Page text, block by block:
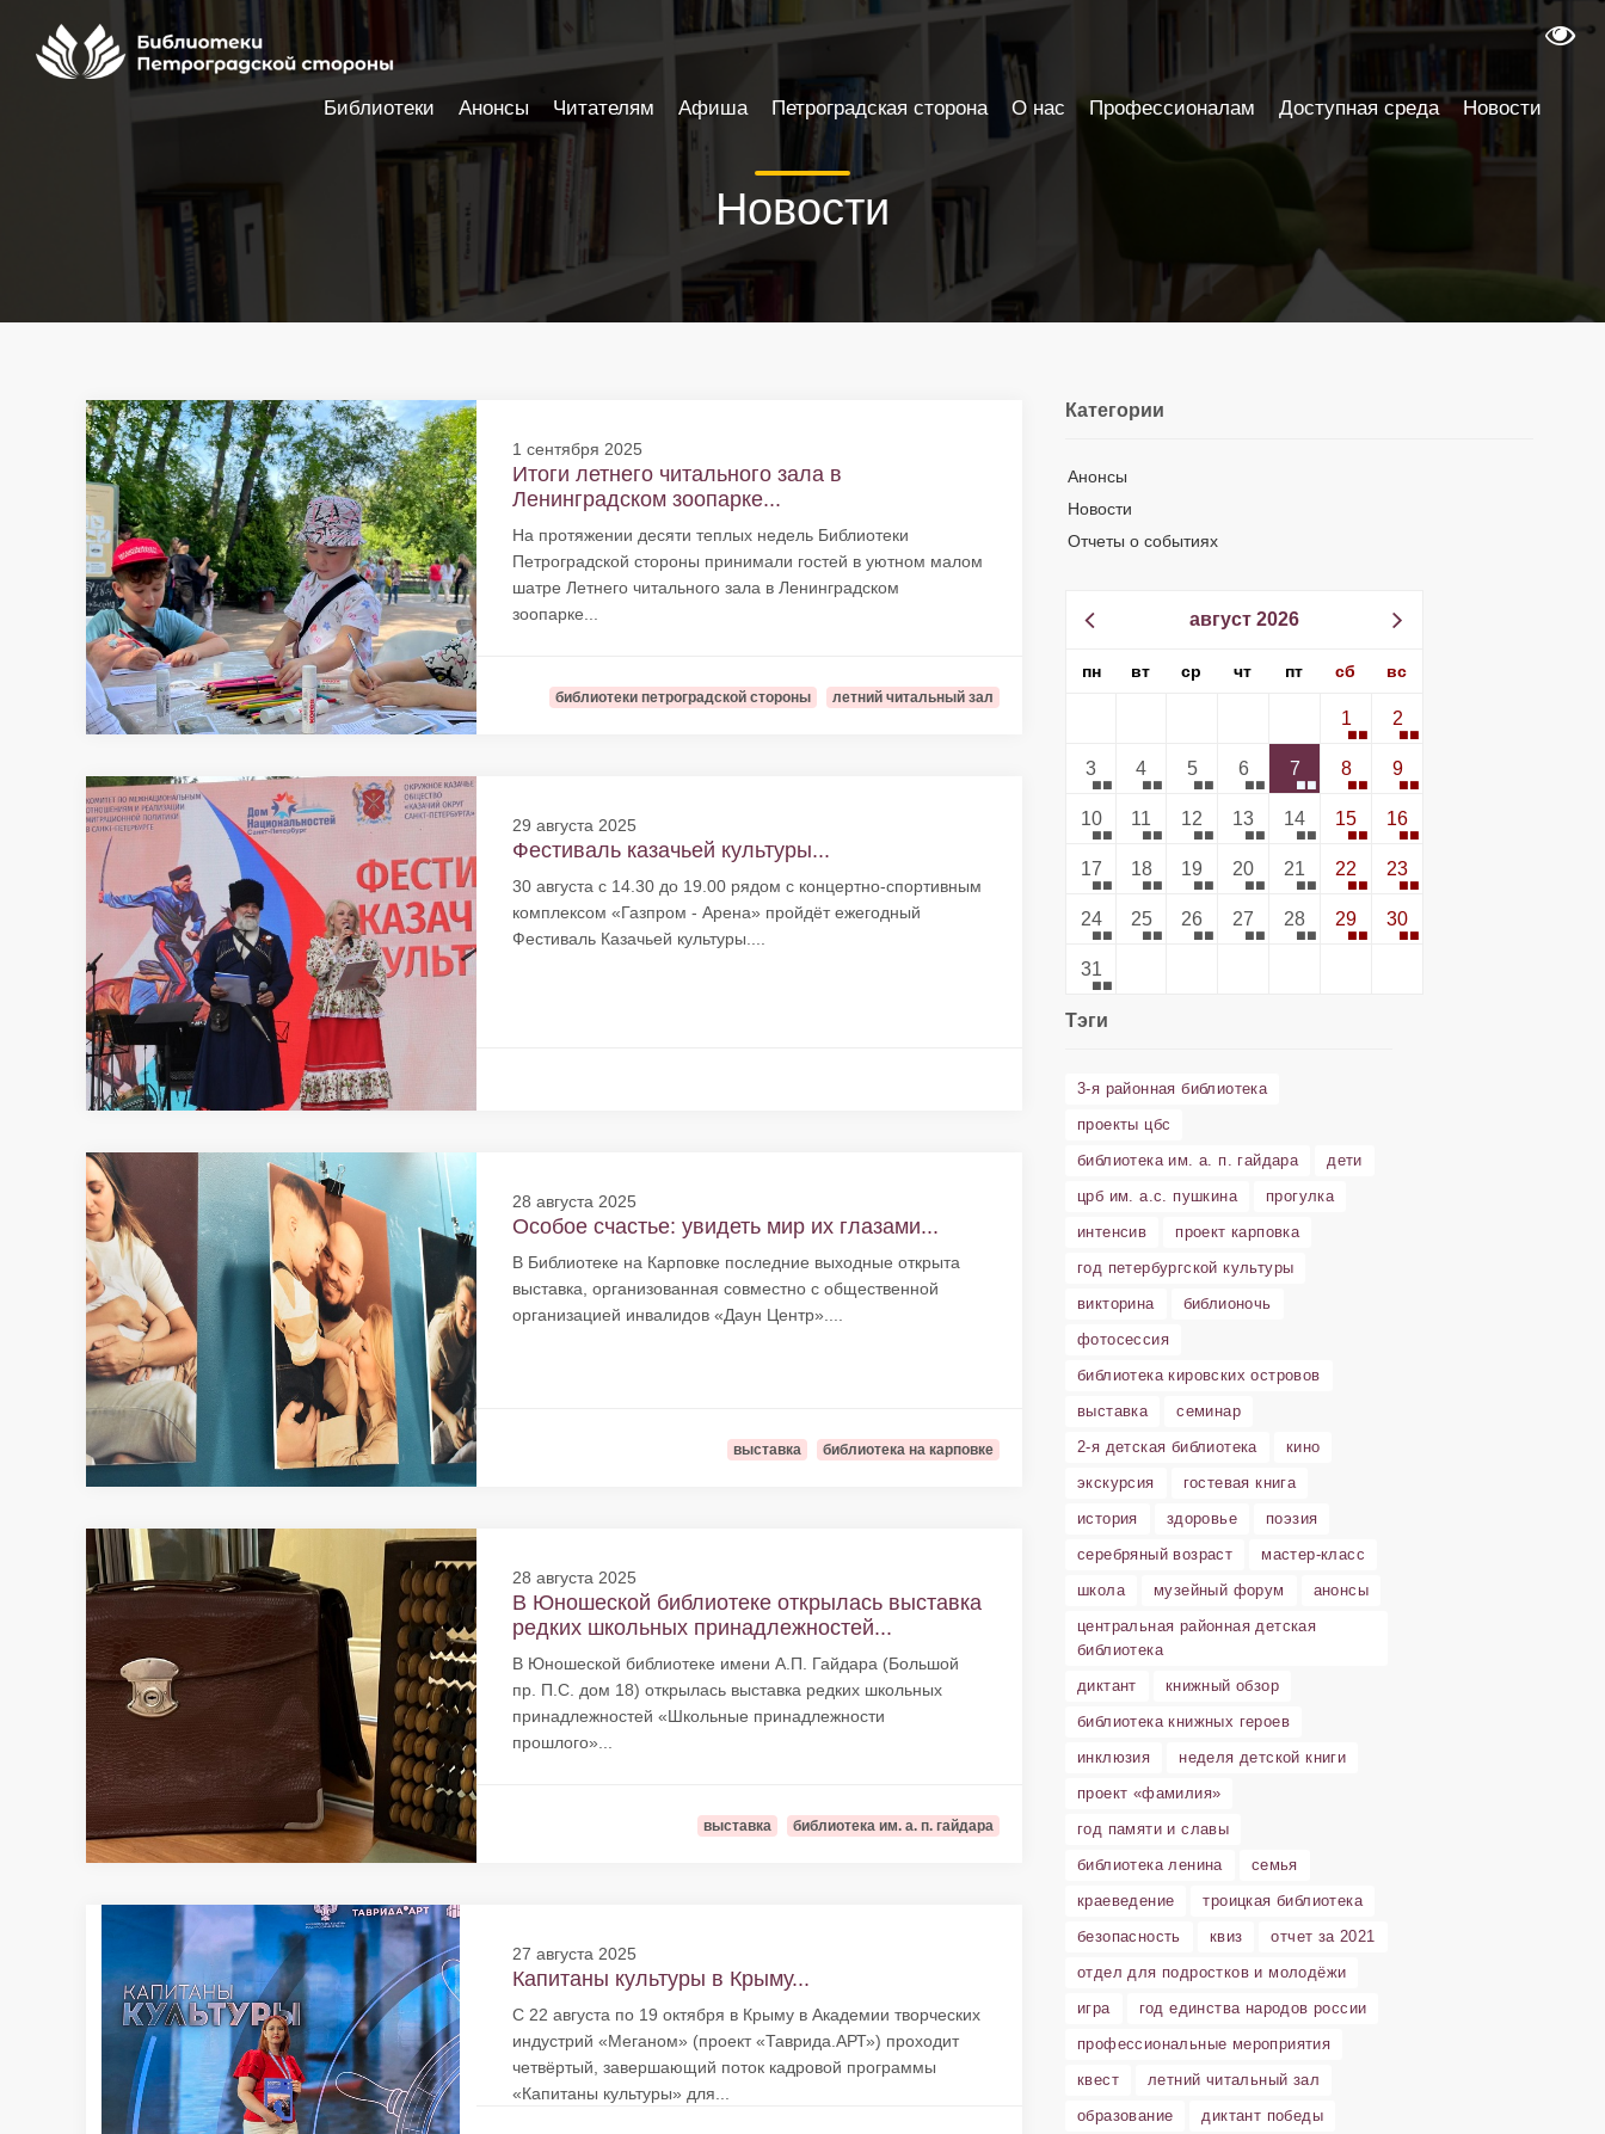
Новости
1 сентября 2025
Итоги летнего читального зала в
Ленинградском зоопарке...
На протяжении десяти теплых недель Библиотеки
Петроградской стороны принимали гостей в уютном малом
шатре Летнего читального зала в Ленинградском
зоопарке...
библиотеки петроградской стороны летний читальный зал
29 августа 2025
Фестиваль казачьей культуры...
30 августа с 14.30 до 19.00 рядом с концертно-спортивным
комплексом «Газпром - Арена» пройдёт ежегодный
Фестиваль Казачьей культуры....
28 августа 2025
Особое счастье: увидеть мир их глазами...
В Библиотеке на Карповке последние выходные открыта
выставка, организованная совместно с общественной
организацией инвалидов «Даун Центр»....
выставка библиотека на карповке
28 августа 2025
В Юношеской библиотеке открылась выставка
редких школьных принадлежностей...
В Юношеской библиотеке имени А.П. Гайдара (Большой
пр. П.С. дом 18) открылась выставка редких школьных
принадлежностей «Школьные принадлежности
прошлого»...
выставка библиотека им. а. п. гайдара
27 августа 2025
Капитаны культуры в Крыму...
С 22 августа по 19 октября в Крыму в Академии творческих
индустрий «Меганом» (проект «Таврида.АРТ») проходит
четвёртый, завершающий поток кадровой программы
«Капитаны культуры» для...
Категории
Анонсы
Новости
Отчеты о событиях
август 2026
пн вт ср чт пт сб вс
1 2
3 4 5 6 7 8 9
10 11 12 13 14 15 16
17 18 19 20 21 22 23
24 25 26 27 28 29 30
31
Тэги
3-я районная библиотека
проекты цбс
библиотека им. а. п. гайдара
дети
црб им. а.с. пушкина
прогулка
интенсив
проект карповка
год петербургской культуры
викторина
библионочь
фотосессия
библиотека кировских островов
выставка
семинар
2-я детская библиотека
кино
экскурсия
гостевая книга
история
здоровье
поэзия
серебряный возраст
мастер-класс
школа
музейный форум
анонсы
центральная районная детская
библиотека
диктант
книжный обзор
библиотека книжных героев
инклюзия
неделя детской книги
проект «фамилия»
год памяти и славы
библиотека ленина
семья
краеведение
троицкая библиотека
безопасность
квиз
отчет за 2021
отдел для подростков и молодёжи
игра
год единства народов россии
профессиональные мероприятия
квест
летний читальный зал
образование
диктант победы
Библиотеки Анонсы Читателям Афиша Петроградская сторона О нас Профессионалам Доступная среда Новости
Настройки доступности